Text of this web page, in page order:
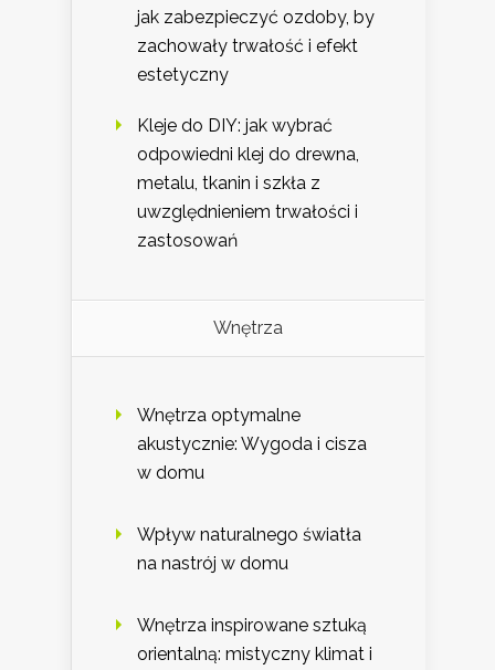
jak zabezpieczyć ozdoby, by
zachowały trwałość i efekt
estetyczny
Kleje do DIY: jak wybrać
odpowiedni klej do drewna,
metalu, tkanin i szkła z
uwzględnieniem trwałości i
zastosowań
Wnętrza
Wnętrza optymalne
akustycznie: Wygoda i cisza
w domu
Wpływ naturalnego światła
na nastrój w domu
Wnętrza inspirowane sztuką
orientalną: mistyczny klimat i